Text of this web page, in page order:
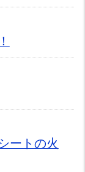
ートの火